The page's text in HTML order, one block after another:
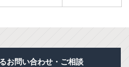
お問い合わせ・ご相談